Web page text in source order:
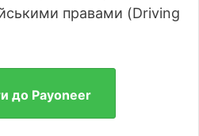
правами (Driving
до Payoneer